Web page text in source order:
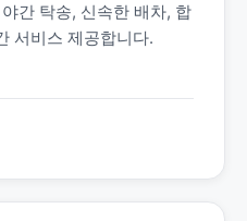
간 탁송, 신속한 배차, 합
서비스 제공합니다.